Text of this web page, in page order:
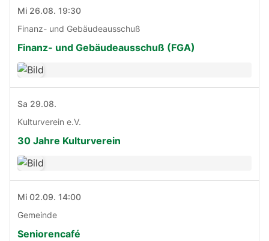
Mi 26.08. 19:30
Finanz- und Gebäudeausschuß
Finanz- und Gebäudeausschuß (FGA)
Sa 29.08.
Kulturverein e.V.
30 Jahre Kulturverein
Mi 02.09. 14:00
Gemeinde
Seniorencafé